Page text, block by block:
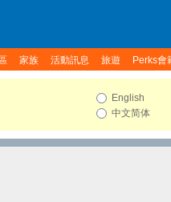
家族 活動訊息 旅遊 Perks會
English
中文简体